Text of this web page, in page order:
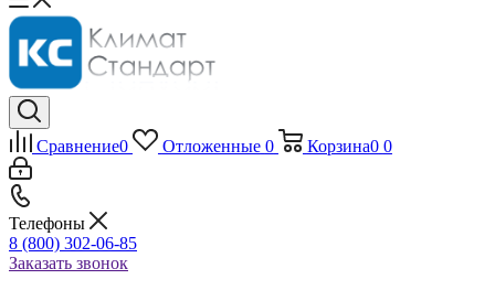
Сравнение0 Отложенные 0 Корзина0 0
Телефоны
8 (800) 302-06-85
Заказать звонок